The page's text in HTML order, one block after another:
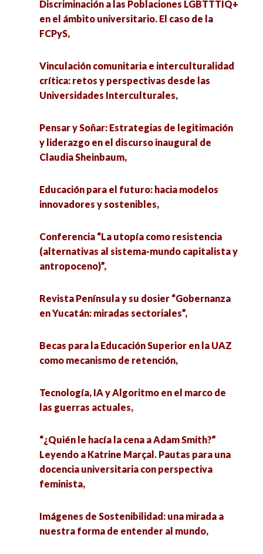
España a 50 años de la Transición. Reflexiones
desde las Ciencias Sociales,
Inteligencia Artificial aplicada al Sector Público,
Ciencia, educación y ética,
Diálogo que Transforma: Prevención de la
Violencia en Educación Superior a Través de la
Mediación,
Balances y desafíos de la violencia de género en
la actualidad,
Pensar la vulnerabilidad desde distintos ejes
analíticos,
Simulaciones emocionales: poderosa
herramienta de persuasión,
investigación: diseños cualitativos,
cuantitativos y mixtos aplicados en las ciencias
sociales,
II Coloquio Internacional y IV Conversatorio
Interinstitucional de Vocaciones Científicas
Sociales: Género, Salud Mental y Comunidad
Educación inclusiva y acceso al aprendizaje
Educación inclusiva y acceso al aprendizaje
(bloque 2),
2° Coloquio Mujeres en los territorios: Miradas
y escenarios múltiples,
Discriminación a las Poblaciones LGBTTTIQ+ en
el ámbito universitario. El caso de la FCPyS,
Manejo de las emociones en los estudiantes del
Voces de la infancia en Ixil: territorio, memoria y
Hacia una comunidad emocional de cuidados:
salud,
Criminología azul: Una mirada desde la
península de Baja California,
La importancia de las Ciencias Sociales y las
Humanidades en el nivel medio superior,
Discriminación a las Poblaciones LGBTTTIQ+
en el ámbito universitario. El caso de la
FCPyS,
Vinculación comunitaria e interculturalidad
crítica: retos y perspectivas desde las
Universidades Interculturales,
Pensar y Soñar: Estrategias de legitimación
y liderazgo en el discurso inaugural de
Claudia Sheinbaum,
Educación para el futuro: hacia modelos
innovadores y sostenibles,
Conferencia “La utopía como resistencia
(alternativas al sistema-mundo capitalista y
antropoceno)”,
Revista Península y su dosier “Gobernanza
en Yucatán: miradas sectoriales”,
Becas para la Educación Superior en la UAZ
como mecanismo de retención,
Tecnología, IA y Algoritmo en el marco de
las guerras actuales,
“¿Quién le hacía la cena a Adam Smith?”
Leyendo a Katrine Marçal. Pautas para una
docencia universitaria con perspectiva
feminista,
Imágenes de Sostenibilidad: una mirada a
nuestra forma de entender al mundo,